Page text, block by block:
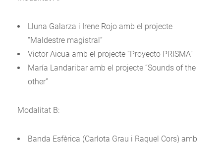
Lluna Galarza i Irene Rojo amb el projecte
“Maldestre magistral”
Victor Aicua amb el projecte “Proyecto PRISMA”
María Landaribar amb el projecte “Sounds of the
other”
Modalitat B:
Banda Esfèrica (Carlota Grau i Raquel Cors) amb